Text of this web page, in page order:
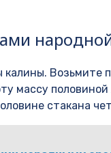
Возьмите
массу
стакана